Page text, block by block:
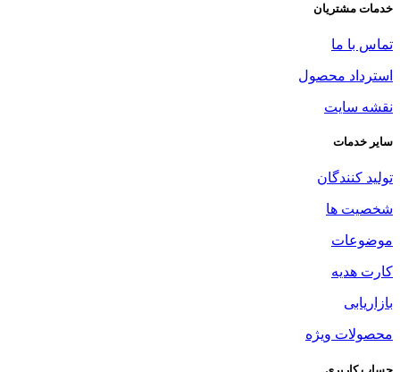
خدمات مشتریان
تماس با ما
استرداد محصول
نقشه سایت
سایر خدمات
تولید کنندگان
شخصیت ها
موضوعات
کارت هدیه
بازاریابی
محصولات ویژه